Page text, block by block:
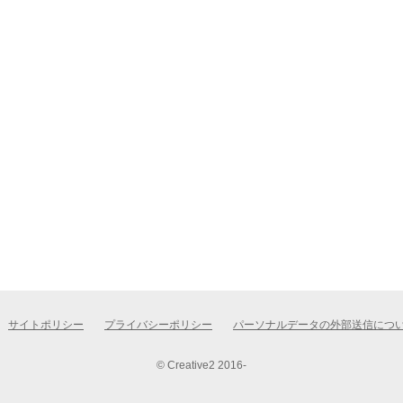
サイトポリシー プライバシーポリシー パーソナルデータの外部送信につ
© Creative2 2016-